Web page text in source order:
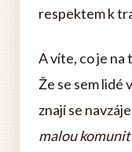
respektem k
A víte, co je
Že se sem lidé
znají se
malou